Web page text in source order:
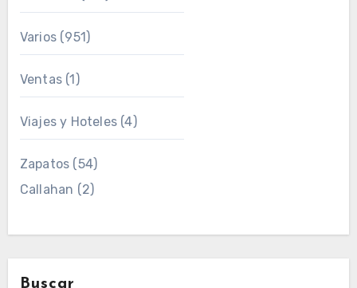
Varios(951)
Ventas(1)
Viajes y Hoteles(4)
Zapatos (54)
Callahan (2)
Buscar